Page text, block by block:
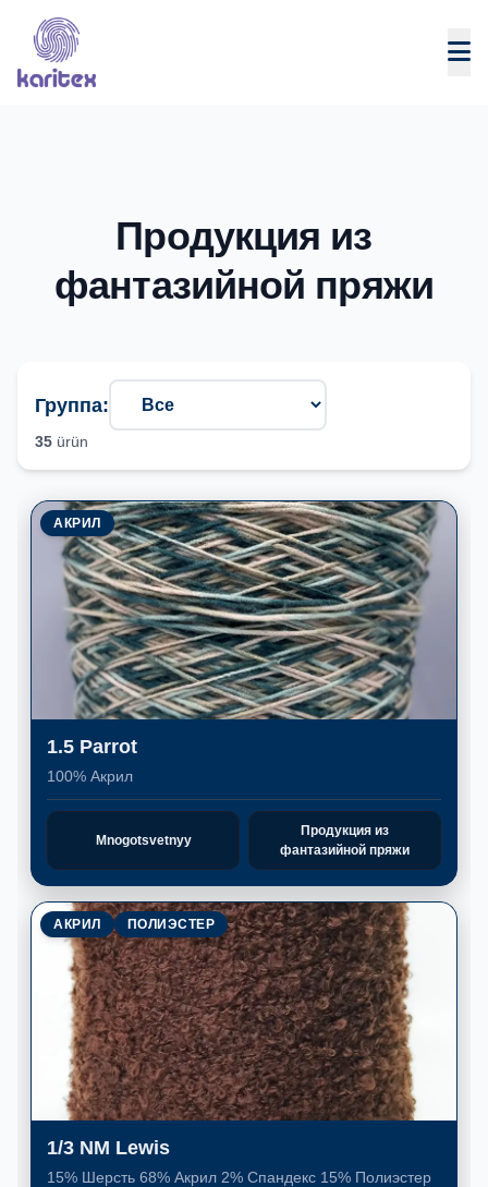
Skip to content
Продукция из
фантазийной пряжи
Группа:
35 ürün
АКРИЛ
1.5 Parrot
100% Акрил
Mnogotsvetnyy
Продукция из
фантазийной пряжи
АКРИЛ ПОЛИЭСТЕР
1/3 NM Lewis
15% Шерсть 68% Акрил 2% Спандекс 15% Полиэстер